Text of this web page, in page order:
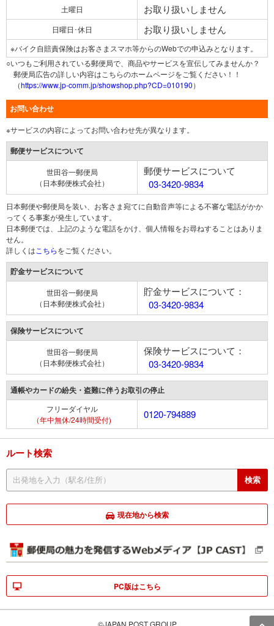
土曜日 お取り扱いしません
日曜日･休日 お取り扱いしません
※バイク自賠責保険はお客さまスマホ等からのWebでの申込みとなります。
○いつもご利用されている郵便局で、商品やサービスを宣伝してみませんか？
郵便局広告の詳しい内容はこちらのホームページをご覧ください！！
（https://www.jp-comm.jp/showshop.php?CD=010190）
お問い合わせ
※サービスの内容によってお問い合わせ先が異なります。
郵便サービスについて
世田谷一郵便局
（日本郵便株式会社）
郵便サービスについて
03-3420-9834
日本郵便や郵便局を装い、お客さま宛てに自動音声等による不審な電話がかか
ってくる事案が発生しています。
日本郵便では、上記のような電話をかけ、個人情報をお尋ねすることはありま
せん。
詳しくは こちらをご覧ください。
貯金サービスについて
世田谷一郵便局
（日本郵便株式会社）
貯金サービスについて：
03-3420-9834
保険サービスについて
世田谷一郵便局
（日本郵便株式会社）
保険サービスについて：
03-3420-9834
通帳やカードの紛失・盗難に伴うお取引の停止
フリーダイヤル
（年中無休/24時間受付)
0120-794889
ルート検索
現在地から検索
PC版はこちら